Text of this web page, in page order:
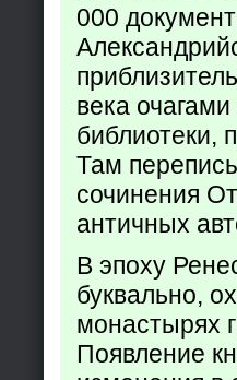
000
века
библиотеки,
Там
сочинения
античных
В эпоху
буквально,
монастырях
Появление